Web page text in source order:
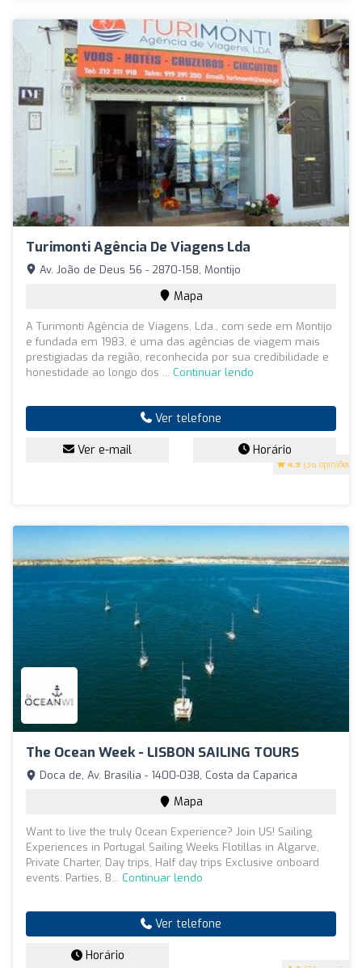
Turimonti Agência De Viagens Lda
4.9 (36 opiniões)
Av. João de Deus 56 - 2870-158, Montijo
Mapa
A Turimonti Agência de Viagens, Lda., com sede em Montijo
e fundada em 1983, é uma das agências de viagem mais
prestigiadas da região, reconhecida por sua credibilidade e
honestidade ao longo dos ... Continuar lendo
Ver telefone
Ver e-mail Horário
The Ocean Week - LISBON SAILING TOURS
Doca de, Av. Brasília - 1400-038, Costa da Caparica
Mapa
Want to live the truly Ocean Experience? Join US! Sailing
Experiences in Portugal Sailing Weeks Flotillas in Algarve,
Private Charter, Day trips, Half day trips Exclusive onboard
events: Parties, B... Continuar lendo
Ver telefone
Horário